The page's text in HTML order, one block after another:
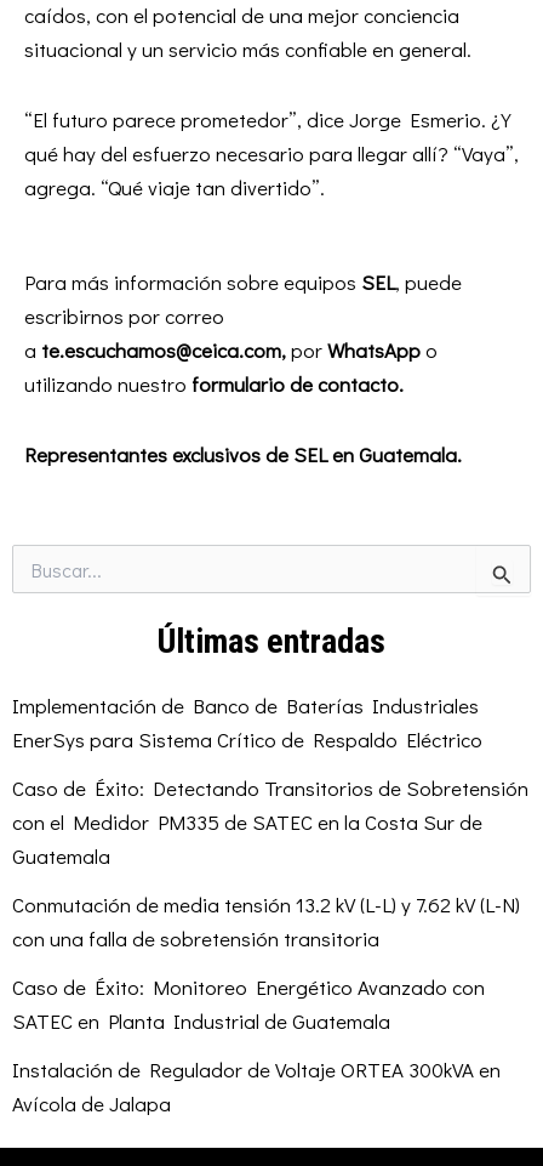
caídos, con el potencial de una mejor conciencia
situacional y un servicio más confiable en general.
“El futuro parece prometedor”, dice Jorge Esmerio. ¿Y
qué hay del esfuerzo necesario para llegar allí? “Vaya”,
agrega. “Qué viaje tan divertido”.
Para más información sobre equipos SEL, puede
escribirnos por correo
a te.escuchamos@ceica.com,porWhatsAppo
utilizando nuestro formulario de contacto.
Representantes exclusivos de SEL en Guatemala.
Buscar
por:
Últimas entradas
Implementación de Banco de Baterías Industriales
EnerSys para Sistema Crítico de Respaldo Eléctrico
Caso de Éxito: Detectando Transitorios de Sobretensión
con el Medidor PM335 de SATEC en la Costa Sur de
Guatemala
Conmutación de media tensión 13.2 kV (L-L) y 7.62 kV (L-N)
con una falla de sobretensión transitoria
Caso de Éxito: Monitoreo Energético Avanzado con
SATEC en Planta Industrial de Guatemala
Instalación de Regulador de Voltaje ORTEA 300kVA en
Avícola de Jalapa